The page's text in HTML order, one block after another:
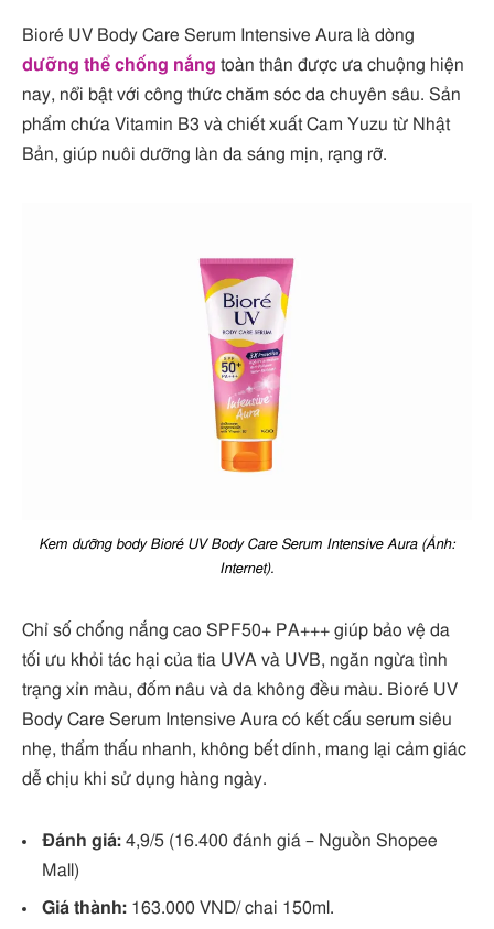
Bioré UV Body Care Serum Intensive Aura là dòng
dưỡng thể chống nắng toàn thân được ưa chuộng hiện
nay, nổi bật với công thức chăm sóc da chuyên sâu. Sản
phẩm chứa Vitamin B3 và chiết xuất Cam Yuzu từ Nhật
Bản, giúp nuôi dưỡng làn da sáng mịn, rạng rỡ.
Kem dưỡng body Bioré UV Body Care Serum Intensive Aura (Ảnh:
Internet).
Chỉ số chống nắng cao SPF50+ PA+++ giúp bảo vệ da
tối ưu khỏi tác hại của tia UVA và UVB, ngăn ngừa tình
trạng xỉn màu, đốm nâu và da không đều màu. Bioré UV
Body Care Serum Intensive Aura có kết cấu serum siêu
nhẹ, thẩm thấu nhanh, không bết dính, mang lại cảm giác
dễ chịu khi sử dụng hàng ngày.
Đánh giá: 4,9/5 (16.400 đánh giá – Nguồn Shopee
Mall)
Giá thành: 163.000 VND/ chai 150ml.